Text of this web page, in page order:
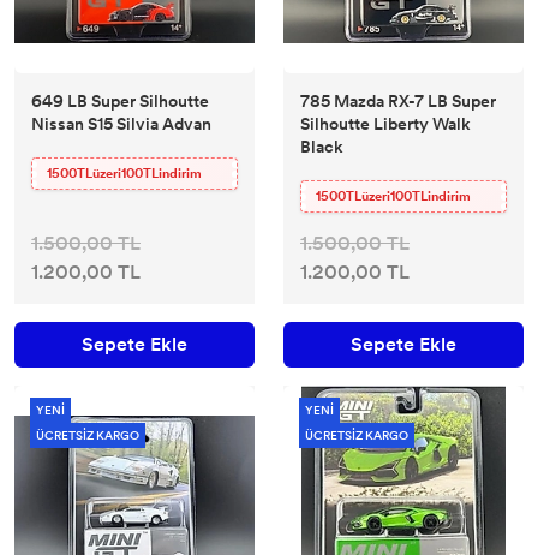
649 LB Super Silhoutte
Nissan S15 Silvia Advan
1500TLüzeri100TLindirim
1.500,00 TL
1.200,00 TL
Sepete Ekle
785 Mazda RX-7 LB Super
Silhoutte Liberty Walk
Black
1500TLüzeri100TLindirim
1.500,00 TL
1.200,00 TL
Sepete Ekle
YENİ
ÜCRETSİZ KARGO
YENİ
ÜCRETSİZ KARGO